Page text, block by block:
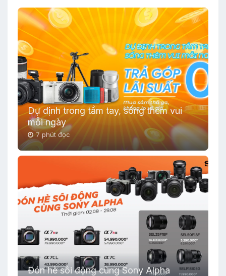
Dự định trong tầm tay, sống thêm vui
mỗi ngày
7 phút đọc
Đón hè sôi động cùng Sony Alpha